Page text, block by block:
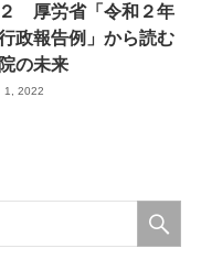
厚労省「令和２年
政報告例」から読む
の未来
1, 2022